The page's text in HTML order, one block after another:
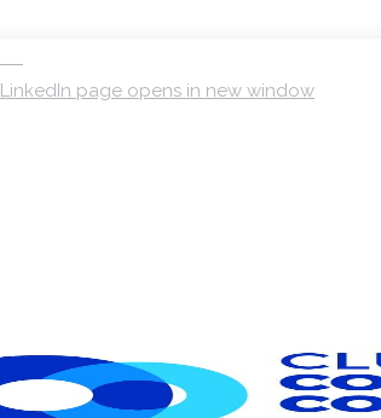
LinkedIn page opens in new window